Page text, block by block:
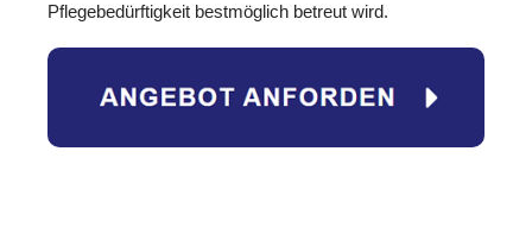
Pflegebedürftigkeit bestmöglich betreut wird.